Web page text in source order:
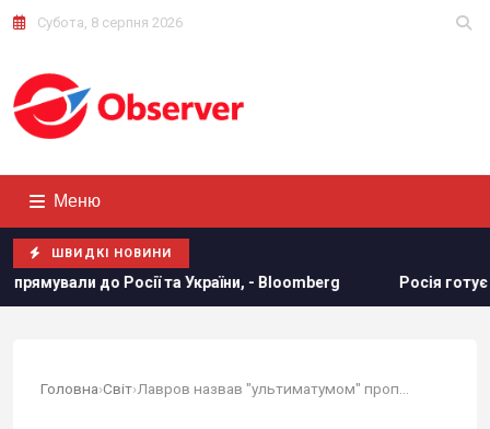
Субота, 8 серпня 2026
Меню
ШВИДКІ НОВИНИ
Росія готує потужний удар по енергетиці
Головна›Світ›